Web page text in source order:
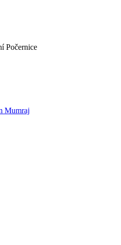
Počernice